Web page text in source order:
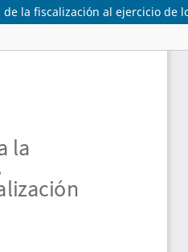
la fiscalización al ejercicio de